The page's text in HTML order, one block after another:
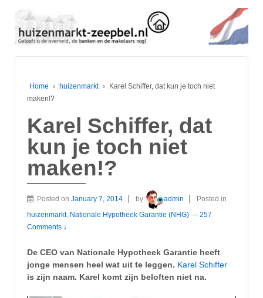
Home › huizenmarkt ›
Karel Schiffer, dat kun je toch niet
maken!?
Karel Schiffer, dat
kun je toch niet
maken!?
Posted on January 7, 2014 by admin
Posted in
huizenmarkt, Nationale Hypotheek Garantie (NHG) — 257
Comments ↓
De CEO van Nationale Hypotheek Garantie heeft
jonge mensen heel wat uit te leggen. Karel Schiffer
is zijn naam. Karel komt zijn beloften niet na.